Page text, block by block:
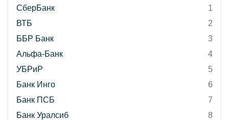
СберБанк
1
ВТБ
2
ББР Банк
3
Альфа-Банк
4
УБРиР
5
Банк Инго
6
Банк ПСБ
7
Банк Уралсиб
8